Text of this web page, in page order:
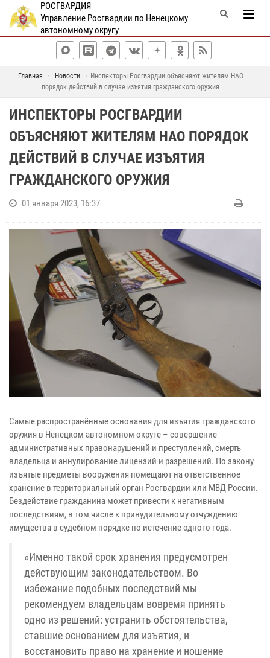
РОСГВАРДИЯ
Управление Росгвардии по Ненецкому
автономному округу
Главная Новости
Инспекторы Росгвардии объясняют жителям НАО
порядок действий в случае изъятия гражданского оружия
ИНСПЕКТОРЫ РОСГВАРДИИ
ОБЪЯСНЯЮТ ЖИТЕЛЯМ НАО ПОРЯДОК
ДЕЙСТВИЙ В СЛУЧАЕ ИЗЪЯТИЯ
ГРАЖДАНСКОГО ОРУЖИЯ
01 января 2023, 16:37
Самые распространённые основания для изъятия гражданского
оружия в Ненецком автономном округе – совершение
административных правонарушений и преступлений, смерть
владельца и аннулирование лицензий и разрешений. По закону
изъятые предметы вооружения помещают на ответственное
хранение в территориальный орган Росгвардии или МВД России.
Бездействие гражданина может привести к негативным
последствиям, в том числе к принудительному отчуждению
имущества в судебном порядке по истечение одного года.
«Именно такой срок хранения предусмотрен
действующим законодательством. Во
избежание подобных последствий мы
рекомендуем владельцам вовремя принять
одно из решений: устранить обстоятельства,
ставшие основанием для изъятия, и
восстановить право на хранение и ношение